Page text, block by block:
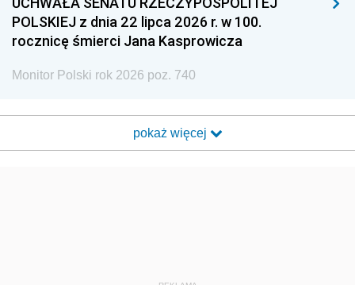
POLSKIEJ z dnia 22 lipca 2026 r. w 100.
rocznicę śmierci Jana Kasprowicza
Monitor Polski rok 2026 poz. 740
pokaż więcej